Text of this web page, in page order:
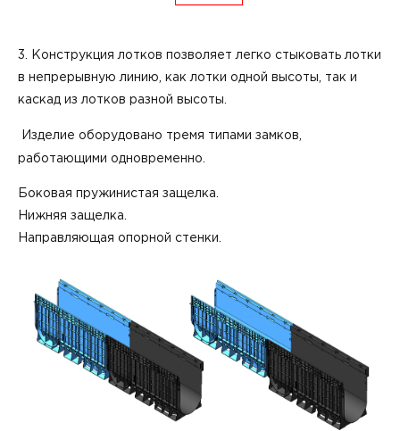
3. Конструкция лотков позволяет легко стыковать лотки
в непрерывную линию, как лотки одной высоты, так и
каскад из лотков разной высоты.
Изделие оборудовано тремя типами замков,
работающими одновременно.
Боковая пружинистая защелка.
Нижняя защелка.
Направляющая опорной стенки.